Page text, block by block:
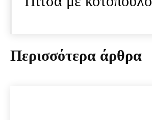
Περισσότερα άρθρα